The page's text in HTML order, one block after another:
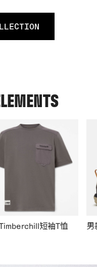
短袖T恤 男